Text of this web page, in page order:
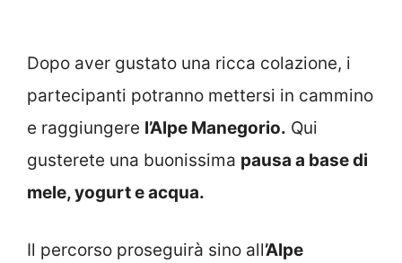
Dopo aver gustato una ricca colazione, i
partecipanti potranno mettersi in cammino
e raggiungere l’Alpe Manegorio. Qui
gusterete una buonissima pausa a base di
mele, yogurt e acqua.
Il percorso proseguirà sino all’Alpe